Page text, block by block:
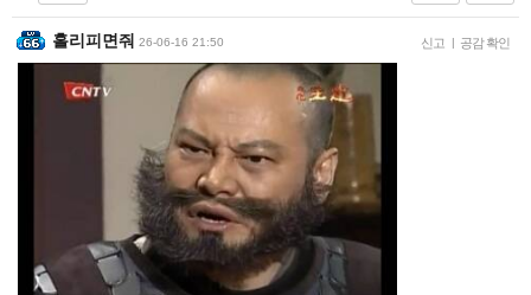
홀리피면줘 26-06-16 21:50 신고 | 공감 확인